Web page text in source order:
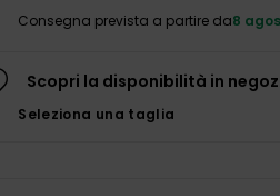
Consegna prevista a partire da8
Scopri la disponibilità in
Seleziona una taglia